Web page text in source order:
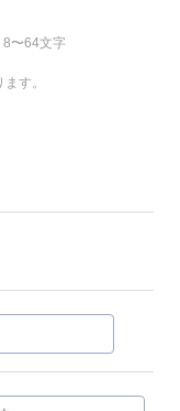
〜64文字
す。